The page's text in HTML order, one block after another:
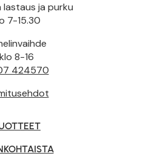
lastaus ja purku
7-15.30
klo 8-16
424570